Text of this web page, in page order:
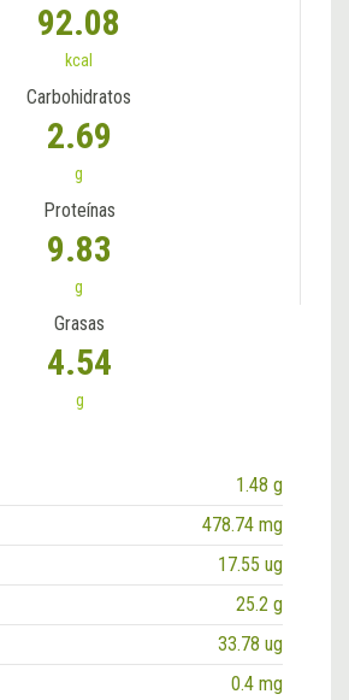
92.08
kcal
Carbohidratos
2.69
g
Proteínas
9.83
g
Grasas
4.54
g
1.48 g
478.74 mg
17.55 ug
25.2 g
33.78 ug
0.4 mg